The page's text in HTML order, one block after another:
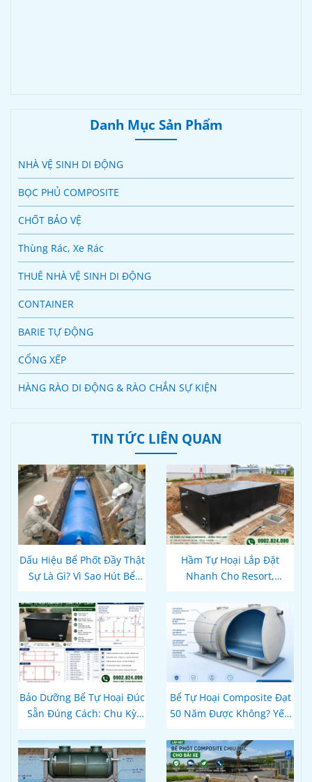
Danh Mục Sản Phẩm
NHÀ VỆ SINH DI ĐỘNG
BỌC PHỦ COMPOSITE
CHỐT BẢO VỆ
Thùng Rác, Xe Rác
THUÊ NHÀ VỆ SINH DI ĐỘNG
CONTAINER
BARIE TỰ ĐỘNG
CỔNG XẾP
HÀNG RÀO DI ĐỘNG & RÀO CHẮN SỰ KIỆN
TIN TỨC LIÊN QUAN
Dấu Hiệu Bể Phốt Đầy Thật
Sự Là Gì? Vì Sao Hút Bể
Chậm?
Hầm Tự Hoại Lắp Đặt
Nhanh Cho Resort,
Giang: Giải Pháp
Composite Đúc Sẵn Tối Ưu
Tiến Độ Du Lịch
Bảo Dưỡng Bể Tự Hoại Đúc
Sẵn Đúng Cách: Chu Kỳ
Dùng Vi Sinh Để Không
Bao Giờ Tắc
Bể Tự Hoại Composite Đạt
50 Năm Được Không? Yếu
Thực Tế